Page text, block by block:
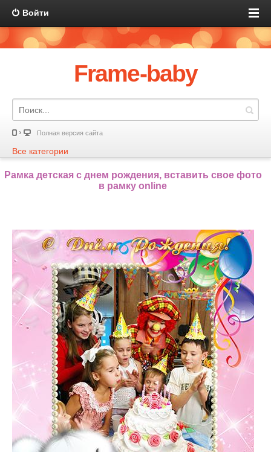
Войти
Frame-baby
Полная версия сайта
Все категории
Рамка детская с днем рождения, вставить свое фото
в рамку online